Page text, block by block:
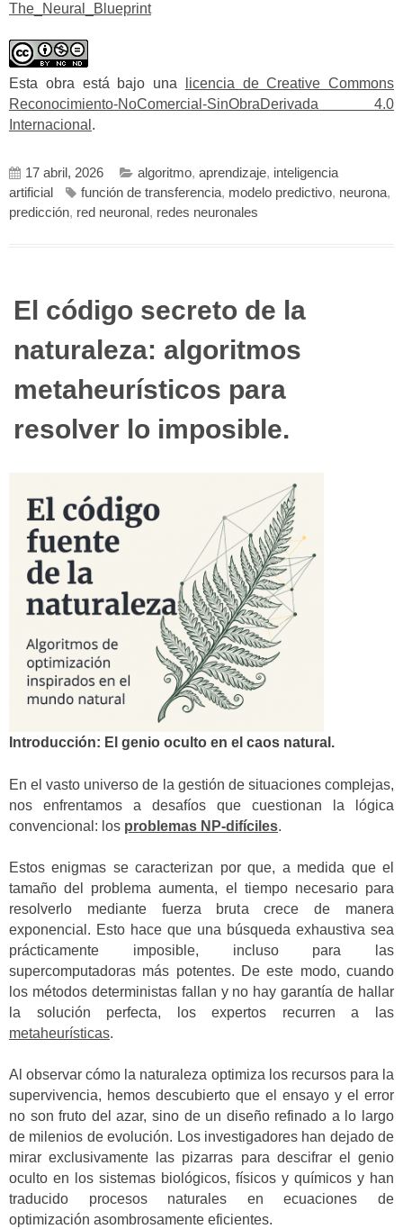
The_Neural_Blueprint
Esta obra está bajo una
licencia de Creative Commons
Reconocimiento-NoComercial-SinObraDerivada 4.0
Internacional .
17 abril, 2026 algoritmo, aprendizaje, inteligencia
artificial
función de transferencia, modelo predictivo, neurona,
predicción, red neuronal , redes neuronales
El código secreto de la
naturaleza: algoritmos
metaheurísticos para
resolver lo imposible.
Introducción: El genio oculto en el caos natural.
En el vasto universo de la gestión de situaciones complejas,
nos enfrentamos a desafíos que cuestionan la lógica
convencional: los problemas NP-difíciles.
Estos enigmas se caracterizan por que, a medida que el
tamaño del problema aumenta, el tiempo necesario para
resolverlo mediante fuerza bruta crece de manera
exponencial. Esto hace que una búsqueda exhaustiva sea
prácticamente imposible, incluso para las
supercomputadoras más potentes. De este modo, cuando
los métodos deterministas fallan y no hay garantía de hallar
la solución perfecta, los expertos recurren a las
metaheurísticas.
Al observar cómo la naturaleza optimiza los recursos para la
supervivencia, hemos descubierto que el ensayo y el error
no son fruto del azar, sino de un diseño refinado a lo largo
de milenios de evolución. Los investigadores han dejado de
mirar exclusivamente las pizarras para descifrar el genio
oculto en los sistemas biológicos, físicos y químicos y han
traducido procesos naturales en ecuaciones de
optimización asombrosamente eficientes.